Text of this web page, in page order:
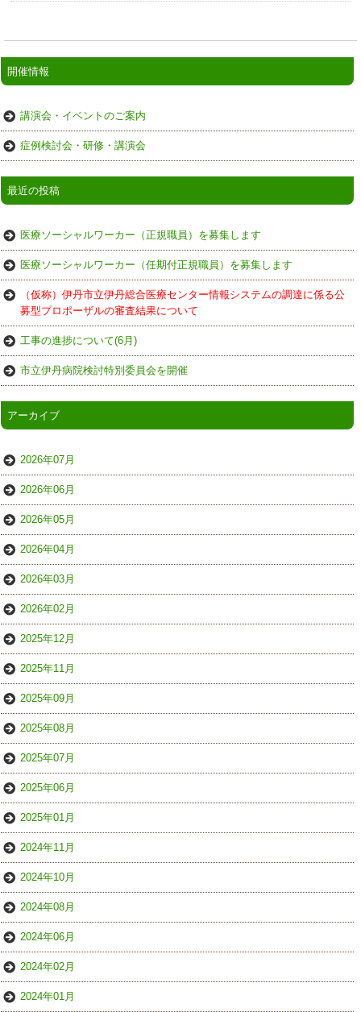
開催情報
講演会・イベントのご案内
症例検討会・研修・講演会
最近の投稿
医療ソーシャルワーカー（正規職員）を募集します
医療ソーシャルワーカー（任期付正規職員）を募集します
（仮称）伊丹市立伊丹総合医療センター情報システムの調達に係る公
募型プロポーザルの審査結果について
工事の進捗について(6月)
市立伊丹病院検討特別委員会を開催
アーカイブ
2026年07月
2026年06月
2026年05月
2026年04月
2026年03月
2026年02月
2025年12月
2025年11月
2025年09月
2025年08月
2025年07月
2025年06月
2025年01月
2024年11月
2024年10月
2024年08月
2024年06月
2024年02月
2024年01月